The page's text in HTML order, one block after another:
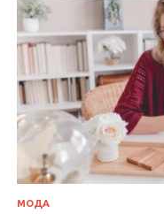
МОДА